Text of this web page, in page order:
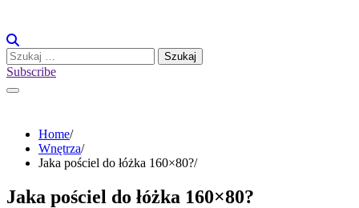
content
Szukaj:
Subscribe
Home
Wnętrza
Jaka pościel do łóżka 160×80?
Jaka pościel do łóżka 160×80?